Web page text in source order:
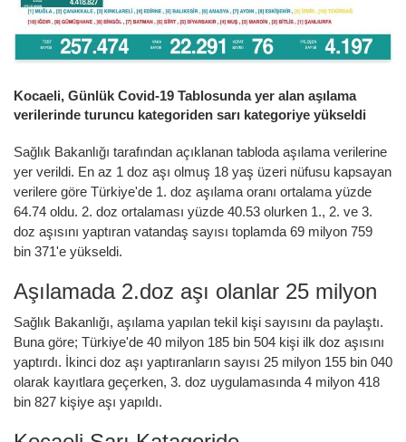
Kocaeli, Günlük Covid-19 Tablosunda yer alan aşılama
verilerinde turuncu kategoriden sarı kategoriye yükseldi
Sağlık Bakanlığı tarafından açıklanan tabloda aşılama verilerine
yer verildi. En az 1 doz aşı olmuş 18 yaş üzeri nüfusu kapsayan
verilere göre Türkiye'de 1. doz aşılama oranı ortalama yüzde
64.74 oldu. 2. doz ortalaması yüzde 40.53 olurken 1., 2. ve 3.
doz aşısını yaptıran vatandaş sayısı toplamda 69 milyon 759
bin 371'e yükseldi.
Aşılamada 2.doz aşı olanlar 25 milyon
Sağlık Bakanlığı, aşılama yapılan tekil kişi sayısını da paylaştı.
Buna göre; Türkiye'de 40 milyon 185 bin 504 kişi ilk doz aşısını
yaptırdı. İkinci doz aşı yaptıranların sayısı 25 milyon 155 bin 040
olarak kayıtlara geçerken, 3. doz uygulamasında 4 milyon 418
bin 827 kişiye aşı yapıldı.